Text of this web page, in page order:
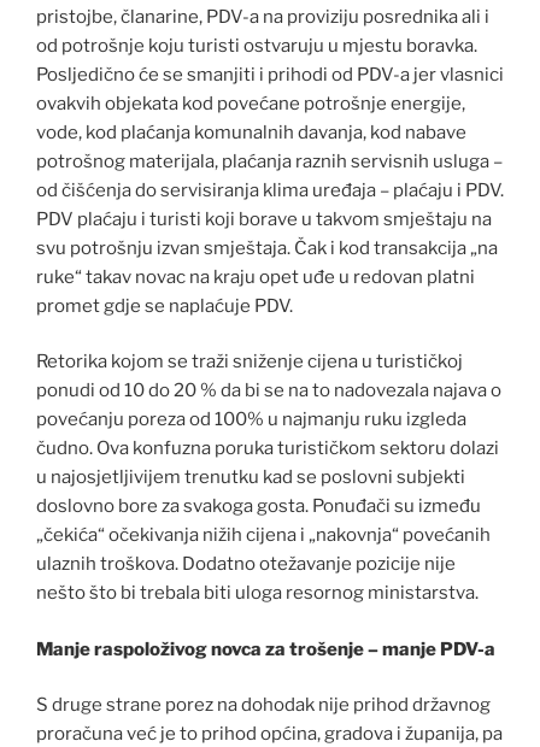
pristojbe, članarine, PDV-a na proviziju posrednika ali i
od potrošnje koju turisti ostvaruju u mjestu boravka.
Posljedično će se smanjiti i prihodi od PDV-a jer vlasnici
ovakvih objekata kod povećane potrošnje energije,
vode, kod plaćanja komunalnih davanja, kod nabave
potrošnog materijala, plaćanja raznih servisnih usluga –
od čišćenja do servisiranja klima uređaja – plaćaju i PDV.
PDV plaćaju i turisti koji borave u takvom smještaju na
svu potrošnju izvan smještaja. Čak i kod transakcija „na
ruke“ takav novac na kraju opet uđe u redovan platni
promet gdje se naplaćuje PDV.
Retorika kojom se traži sniženje cijena u turističkoj
ponudi od 10 do 20 % da bi se na to nadovezala najava o
povećanju poreza od 100% u najmanju ruku izgleda
čudno. Ova konfuzna poruka turističkom sektoru dolazi
u najosjetljivijem trenutku kad se poslovni subjekti
doslovno bore za svakoga gosta. Ponuđači su između
„čekića“ očekivanja nižih cijena i „nakovnja“ povećanih
ulaznih troškova. Dodatno otežavanje pozicije nije
nešto što bi trebala biti uloga resornog ministarstva.
Manje raspoloživog novca za trošenje – manje PDV-a
S druge strane porez na dohodak nije prihod državnog
proračuna već je to prihod općina, gradova i županija, pa